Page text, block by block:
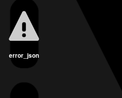
error_json